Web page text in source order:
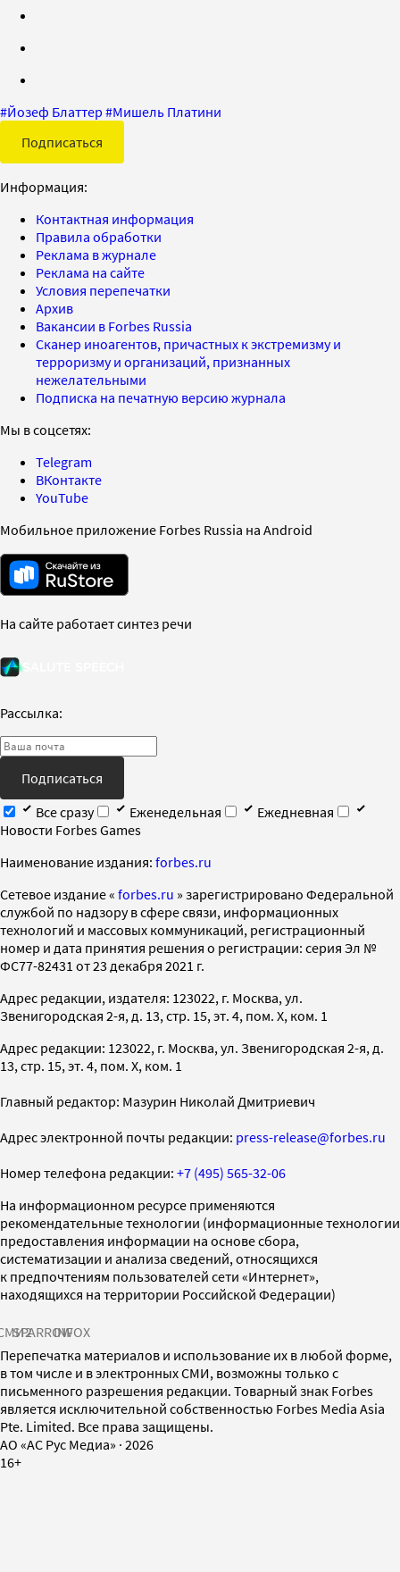
#Йозеф Блаттер #Мишель Платини
Подписаться
Информация:
Контактная информация
Правила обработки
Реклама в журнале
Реклама на сайте
Условия перепечатки
Архив
Вакансии в Forbes Russia
Сканер иноагентов, причастных к экстремизму и
терроризму и организаций, признанных
нежелательными
Подписка на печатную версию журнала
Мы в соцсетях:
Telegram
ВКонтакте
YouTube
Мобильное приложение Forbes Russia на Android
На сайте работает синтез речи
Рассылка:
Подписаться
Все сразу
Еженедельная
Ежедневная
Новости Forbes Games
Наименование издания: forbes.ru
Cетевое издание « forbes.ru » зарегистрировано Федеральной
службой по надзору в сфере связи, информационных
технологий и массовых коммуникаций, регистрационный
номер и дата принятия решения о регистрации: серия Эл №
ФС77-82431 от 23 декабря 2021 г.
Адрес редакции, издателя: 123022, г. Москва, ул.
Звенигородская 2-я, д. 13, стр. 15, эт. 4, пом. X, ком. 1
Адрес редакции: 123022, г. Москва, ул. Звенигородская 2-я, д.
13, стр. 15, эт. 4, пом. X, ком. 1
Главный редактор: Мазурин Николай Дмитриевич
Адрес электронной почты редакции: press-release@forbes.ru
Номер телефона редакции: +7 (495) 565-32-06
На информационном ресурсе применяются
рекомендательные технологии (информационные технологии
предоставления информации на основе сбора,
систематизации и анализа сведений, относящихся
к предпочтениям пользователей сети «Интернет»,
находящихся на территории Российской Федерации)
SPARROWINFOX
Перепечатка материалов и использование их в любой форме,
в том числе и в электронных СМИ, возможны только с
письменного разрешения редакции. Товарный знак Forbes
является исключительной собственностью Forbes Media Asia
Pte. Limited. Все права защищены.
AO «АС Рус Медиа» · 2026
16+